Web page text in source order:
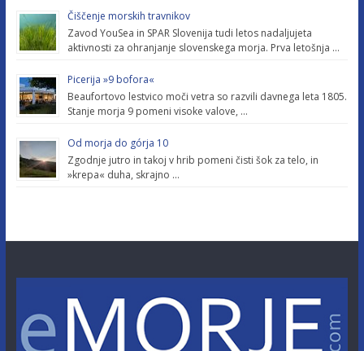
Čiščenje morskih travnikov
Zavod YouSea in SPAR Slovenija tudi letos nadaljujeta
aktivnosti za ohranjanje slovenskega morja. Prva letošnja …
Picerija »9 bofora«
Beaufortovo lestvico moči vetra so razvili davnega leta 1805.
Stanje morja 9 pomeni visoke valove, …
Od morja do górja 10
Zgodnje jutro in takoj v hrib pomeni čisti šok za telo, in
»krepa« duha, skrajno …